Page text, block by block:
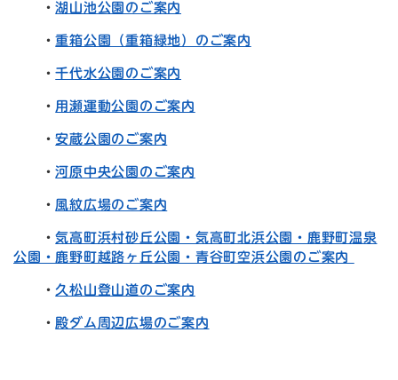
・湖山池公園のご案内
・重箱公園（重箱緑地）のご案内
・千代水公園のご案内
・ 用瀬運動公園のご案内
・安蔵公園のご案内
・河原中央公園のご案内
・ 風紋広場のご案内
・気高町浜村砂丘公園・気高町北浜公園・鹿野町温泉
公園・鹿野町越路ヶ丘公園・青谷町空浜公園のご案内
・久松山登山道のご案内
・殿ダム周辺広場のご案内